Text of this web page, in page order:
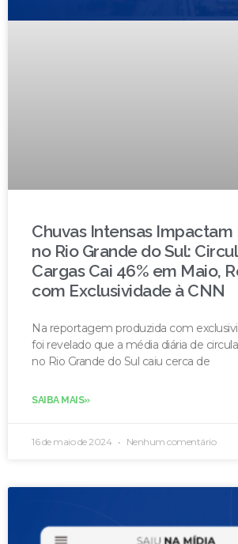
Chuvas Intensas
no Rio Grande do Sul:
Cargas Cai 46% em Maio,
com Exclusividade à CNN
​Na reportagem produzida com
foi revelado que a média diária de
no Rio Grande do Sul caiu cerca de
SAIBA MAIS»
16 de maio de 2024 Nenhum comentário